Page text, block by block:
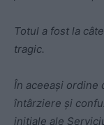
Totul a fost la
tragic.
În aceeași ordine
întârziere și
inițiale ale